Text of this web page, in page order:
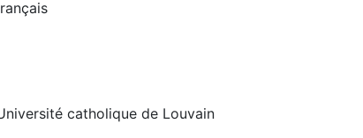
catholique de Louvain